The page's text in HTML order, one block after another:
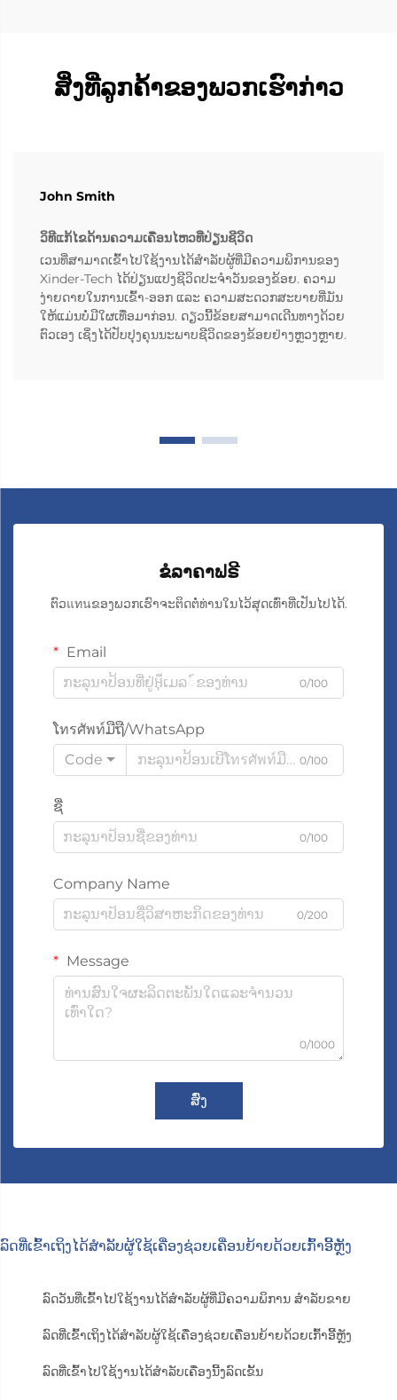
ສິ່ງທີ່ລູກຄ້າຂອງພວກເຮົາກ່າວ
John Smith
ວິທີແກ້ໄຂດ້ານຄວາມເຄື່ອນໄຫວທີ່ປ່ຽນຊີວິດ
ເວນທີ່ສາມາດເຂົ້າໄປໃຊ້ງານໄດ້ສຳລັບຜູ້ທີ່ມີຄວາມພິການຂອງ
Xinder-Tech ໄດ້ປ່ຽນແປງຊີວິດປະຈຳວັນຂອງຂ້ອຍ. ຄວາມ
ງ່າຍດາຍໃນການເຂົ້າ-ອອກ ແລະ ຄວາມສະດວກສະບາຍທີ່ມັນ
ໃຫ້ແມ່ນບໍ່ມີໃຜເທື່ອມາກ່ອນ. ດຽວນີ້ຂ້ອຍສາມາດເດີນທາງດ້ວຍ
ຕົວເອງ ເຊິ່ງໄດ້ປັບປຸງຄຸນນະພາບຊີວິດຂອງຂ້ອຍຢ່າງຫຼວງຫຼາຍ.
ຂໍລາຄາຟຣີ
ຕົວแทนຂອງພວກເຮົາຈະຕິດຕໍ່ທ່ານໃນໄວ້ສຸດເທົ່າທີ່ເປັນໄປໄດ້.
Email
0/100
ໂทรศัพท์ມືຖື/WhatsApp
Code
0/100
ຊື່
0/100
Company Name
0/200
Message
0/1000
ສົ່ງ
ລົດທີ່ເຂົ້າເຖິງໄດ້ສຳລັບຜູ້ໃຊ້ເຄື່ອງຊ່ວຍເຄື່ອນຍ້າຍດ້ວຍເກົ້າອີ້ຫຼັງ
ລົດວັນທີ່ເຂົ້າໄປໃຊ້ງານໄດ້ສຳລັບຜູ້ທີ່ມີຄວາມພິການ ສຳລັບຂາຍ
ລົດທີ່ເຂົ້າເຖິງໄດ້ສຳລັບຜູ້ໃຊ້ເຄື່ອງຊ່ວຍເຄື່ອນຍ້າຍດ້ວຍເກົ້າອີ້ຫຼັງ
ລົດທີ່ເຂົ້າໄປໃຊ້ງານໄດ້ສຳລັບເຄື່ອງນີ້ງລົດເຂັ້ນ